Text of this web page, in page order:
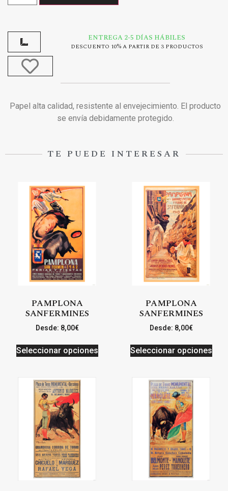
ENTREGA 2-5 DÍAS HÁBILES
DESCUENTO 10% A PARTIR DE 3 PRODUCTOS
Papel alta calidad, resistente al envejecimiento. El producto
se envía debidamente protegido.
TE PUEDE INTERESAR
PAMPLONA
SANFERMINES
Desde: 8,00€
Seleccionar opciones
PAMPLONA
SANFERMINES
Desde: 8,00€
Seleccionar opciones